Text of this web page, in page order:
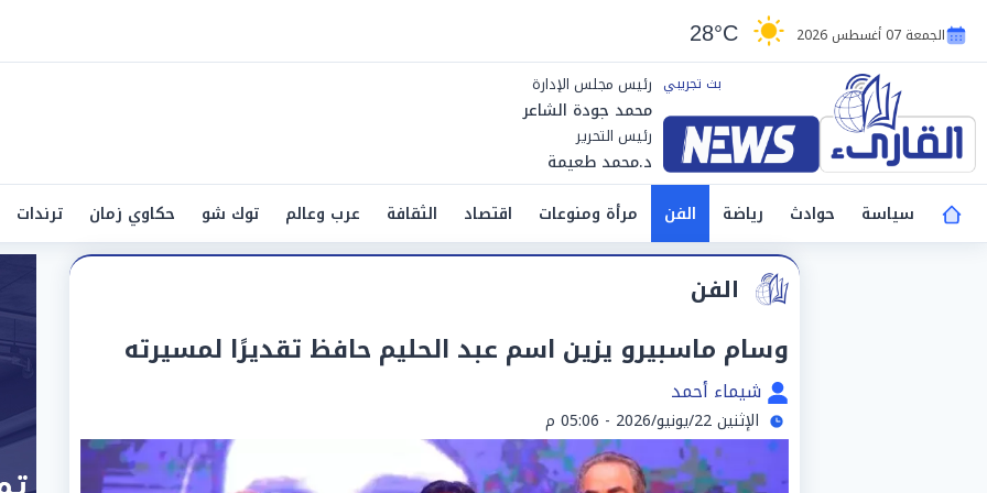
الجمعة 07 أغسطس 2026 28°C
رئيس مجلس الإدارة
محمد جودة الشاعر
رئيس التحرير
د.محمد طعيمة
سياسة
حوادث رياضة الفن مرأة ومنوعات اقتصاد الثقافة عرب وعالم توك شو حكاوي زمان ترندات
الفن
وسام ماسبيرو يزين اسم عبد الحليم حافظ تقديرًا لمسيرته
شيماء أحمد
الإثنين 22/يونيو/2026 - 05:06 م